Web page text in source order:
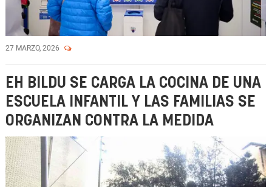
27 MARZO, 2026
EH BILDU SE CARGA LA COCINA DE UNA
ESCUELA INFANTIL Y LAS FAMILIAS SE
ORGANIZAN CONTRA LA MEDIDA